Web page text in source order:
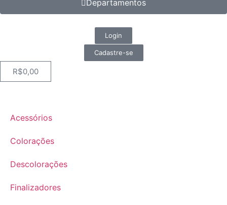
Departamentos
Login
Cadastre-se
R$0,00
Acessórios
Colorações
Descolorações
Finalizadores